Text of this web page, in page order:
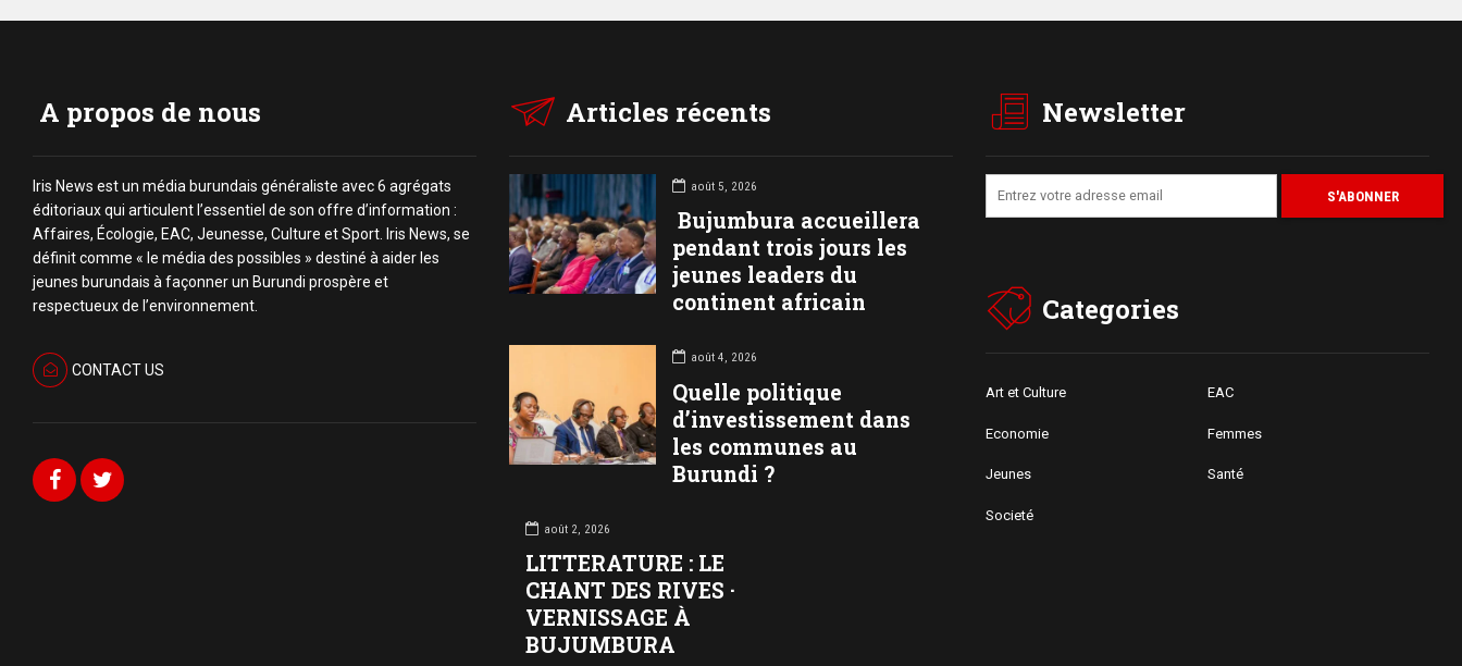
A propos de nous
Iris News est un média burundais généraliste avec 6 agrégats
éditoriaux qui articulent l’essentiel de son offre d’information :
Affaires, Écologie, EAC, Jeunesse, Culture et Sport. Iris News, se
définit comme « le média des possibles » destiné à aider les
jeunes burundais à façonner un Burundi prospère et
respectueux de l’environnement.
CONTACT US
Articles récents
août 5, 2026
Bujumbura accueillera
pendant trois jours les
jeunes leaders du
continent africain
août 4, 2026
Quelle politique
d’investissement dans
les communes au
Burundi ?
août 2, 2026
LITTERATURE : LE
CHANT DES RIVES ·
VERNISSAGE À
BUJUMBURA
Newsletter
Categories
Art et Culture EAC
Economie Femmes
Jeunes Santé
Societé